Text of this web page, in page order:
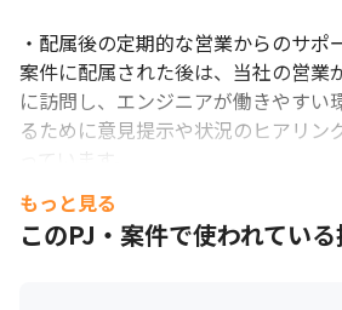
・配属後の定期的な営業からのサポ
案件に配属された後は、当社の営業
に訪問し、エンジニアが働きやすい
るために意見提示や状況のヒアリン
っています。
・資格取得でキャリアチェンジも、
します
もっと見る
このPJ・案件で使われてい